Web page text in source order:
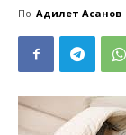
По Адилет Асанов